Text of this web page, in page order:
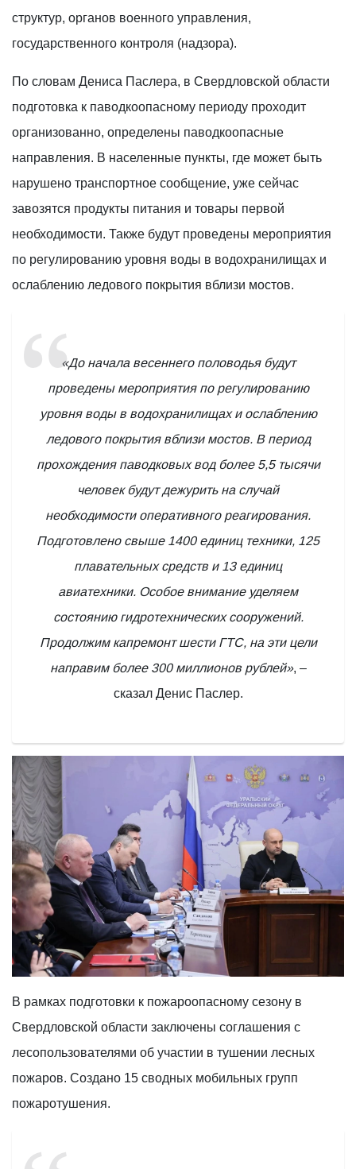
структур, органов военного управления,
государственного контроля (надзора).
По словам Дениса Паслера, в Свердловской области
подготовка к паводкоопасному периоду проходит
организованно, определены паводкоопасные
направления. В населенные пункты, где может быть
нарушено транспортное сообщение, уже сейчас
завозятся продукты питания и товары первой
необходимости. Также будут проведены мероприятия
по регулированию уровня воды в водохранилищах и
ослаблению ледового покрытия вблизи мостов.
«До начала весеннего половодья будут
проведены мероприятия по регулированию
уровня воды в водохранилищах и ослаблению
ледового покрытия вблизи мостов. В период
прохождения паводковых вод более 5,5 тысячи
человек будут дежурить на случай
необходимости оперативного реагирования.
Подготовлено свыше 1400 единиц техники, 125
плавательных средств и 13 единиц
авиатехники. Особое внимание уделяем
состоянию гидротехнических сооружений.
Продолжим капремонт шести ГТС, на эти цели
направим более 300 миллионов рублей», –
сказал Денис Паслер.
В рамках подготовки к пожароопасному сезону в
Свердловской области заключены соглашения с
лесопользователями об участии в тушении лесных
пожаров. Создано 15 сводных мобильных групп
пожаротушения.